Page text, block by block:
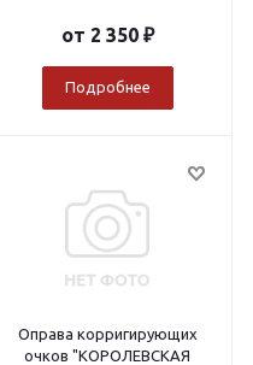
от 2 350 ₽
Подробнее
Оправа корригирующих
очков "КОРОЛЕВСКАЯ